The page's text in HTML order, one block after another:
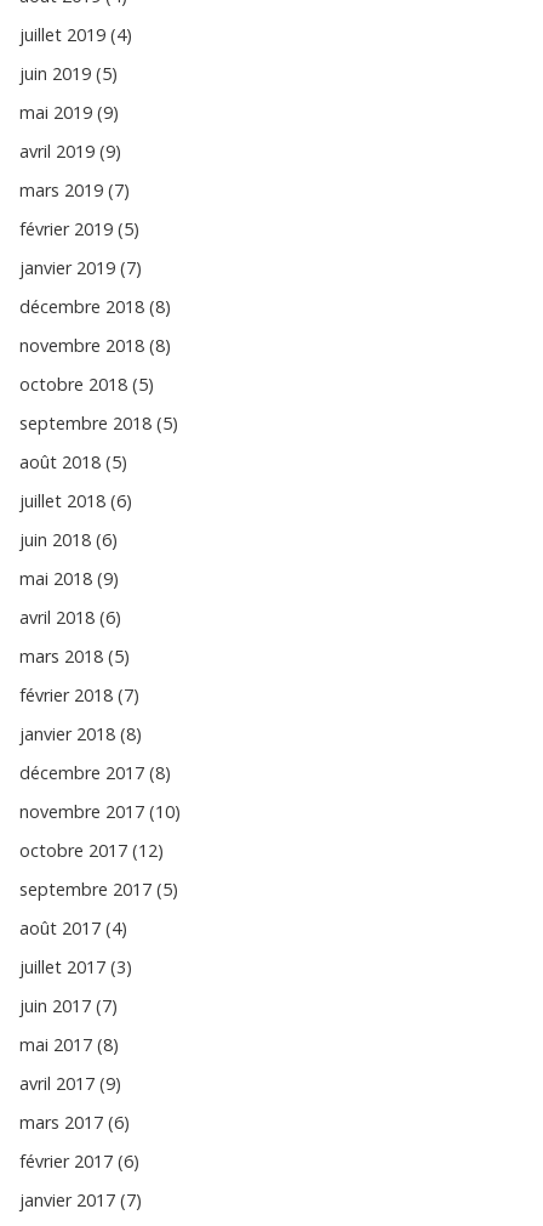
juillet 2019 (4)
juin 2019 (5)
mai 2019 (9)
avril 2019 (9)
mars 2019 (7)
février 2019 (5)
janvier 2019 (7)
décembre 2018 (8)
novembre 2018 (8)
octobre 2018 (5)
septembre 2018 (5)
août 2018 (5)
juillet 2018 (6)
juin 2018 (6)
mai 2018 (9)
avril 2018 (6)
mars 2018 (5)
février 2018 (7)
janvier 2018 (8)
décembre 2017 (8)
novembre 2017 (10)
octobre 2017 (12)
septembre 2017 (5)
août 2017 (4)
juillet 2017 (3)
juin 2017 (7)
mai 2017 (8)
avril 2017 (9)
mars 2017 (6)
février 2017 (6)
janvier 2017 (7)